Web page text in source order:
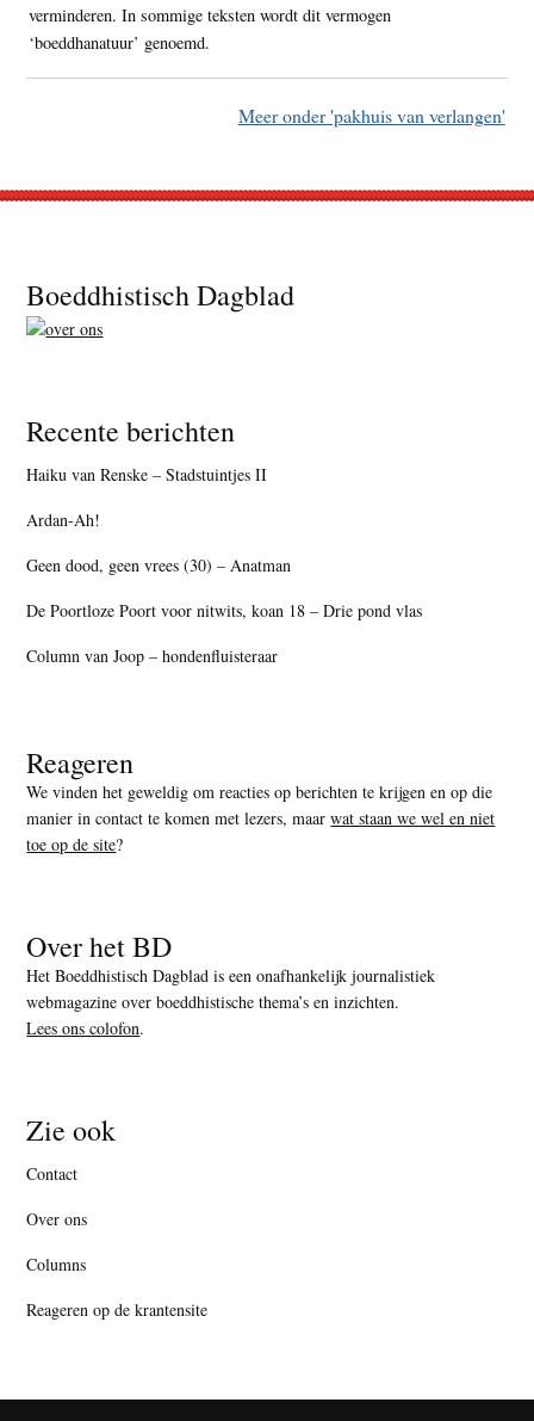
verminderen. In sommige teksten wordt dit vermogen
‘boeddhanatuur’ genoemd.
Meer onder 'pakhuis van verlangen'
Footer
Boeddhistisch Dagblad
Recente berichten
Haiku van Renske – Stadstuintjes II
Ardan-Ah!
Geen dood, geen vrees (30) – Anatman
De Poortloze Poort voor nitwits, koan 18 – Drie pond vlas
Column van Joop – hondenfluisteraar
Reageren
We vinden het geweldig om reacties op berichten te krijgen en op die
manier in contact te komen met lezers, maarwat staan we wel en niet
toe op de site?
Over het BD
Het Boeddhistisch Dagblad is een onafhankelijk journalistiek
webmagazine over boeddhistische thema’s en inzichten.
Lees ons colofon.
Zie ook
Contact
Over ons
Columns
Reageren op de krantensite